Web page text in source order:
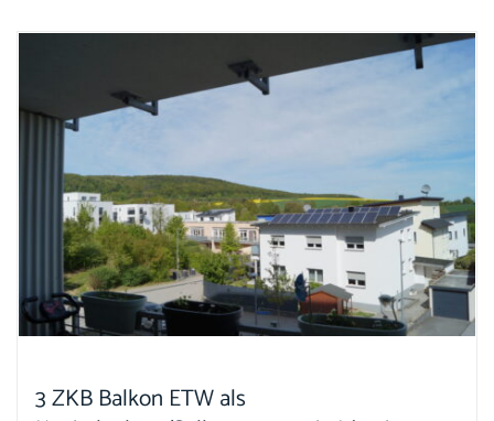
3 ZKB Balkon ETW als